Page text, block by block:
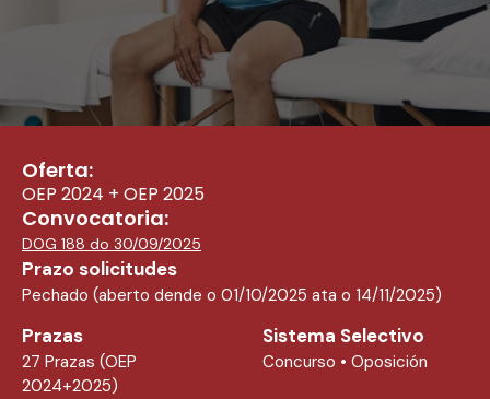
Oferta:
OEP 2024 + OEP 2025
Convocatoria:
DOG 188 do 30/09/2025
Prazo solicitudes
Pechado (aberto dende o 01/10/2025 ata o 14/11/2025)
Sistema Selectivo
Concurso • Oposición
Prazas
27 Prazas (OEP
2024+2025)